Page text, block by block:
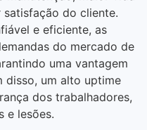
do cliente.
e eficiente, as
do mercado de
uma vantagem
disso, um alto uptime
dos trabalhadores,
e lesões.